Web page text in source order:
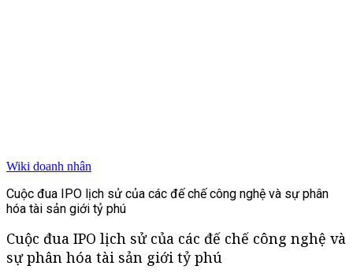
Wiki doanh nhân
Cuộc đua IPO lịch sử của các đế chế công nghệ và sự phân
hóa tài sản giới tỷ phú
Cuộc đua IPO lịch sử của các đế chế công nghệ và
sự phân hóa tài sản giới tỷ phú